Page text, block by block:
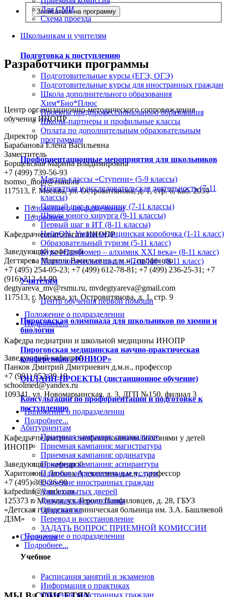
Для СМИ
Схема проезда
Школьникам и учителям
Подготовка к поступлению
Подготовительные курсы (ЕГЭ, ОГЭ)
Подготовительные курсы для иностранных граждан
Школа дополнительного образования
Хим*Био*Плюс
Проекты предпрофессионального образования
Школы-партнеры и профильные классы
Оплата по дополнительным образовательным
программам
Профориентационные мероприятия для школьников
Мастер-классы «Ступени» (5-9 классы)
Проектная и исследовательская деятельность (7-11
классы)
Первый шаг в медицину (7-11 классы)
Школа юного хирурга (9-11 классы)
Первый шаг в ИТ (8-11 классы)
НейрON. Умная медицинская коробочка (1-11 класс)
Образовательный туризм (5-11 класс)
Курс «Парфюмер – алхимик XXI века» (8-11 класс)
Психологическая школа «ПсиЛаб» (8-11 класс)
Учителям
Центр обучения первой помощи
Пироговская олимпиада для школьников по химии и
биологии
Пироговская медицинская научно-практическая
конференция «ЮНИОР»
ОНЛАЙН-ПРОЕКТЫ (дистанционное обучение)
Консультации по профориентации и подготовке к
поступлению
Абитуриентам
Приемная кампания: специалитет
Приемная кампания: магистратура
Приемная кампания: ординатура
Приемная кампания: аспирантура
Платные образовательные услуги
Обучение иностранных граждан
Дни открытых дверей
Довузовская подготовка
Общежитие
Перевод и восстановление
ЗАДАТЬ ВОПРОС ПРИЕМНОЙ КОМИССИИ
Студентам
Учебное
Расписания занятий и экзаменов
Информация о практиках
Обучение иностранных граждан
Записаться на программу
Разработчики программы
Центр организационно-методического сопровождения
обучения ИНОПР
Директор
Барабанова Елена Васильевна
Заместитель
Борщевская Марина Владимировна
+7 (499) 739-56-93
tsomso_inopr@rsmu.ru
117513, г. Москва, ул. Островитянова, д. 1, стр. 6, каб. 2059
Положение о подразделении
Подробнее...
Кафедра неонатологии ИНОПР
Заведующий кафедрой
Дегтярева Марина Васильевнад.м.н., профессор
+7 (495) 254-05-23; +7 (499) 612-78-81; +7 (499) 236-25-31; +7
(916) 212-44-99
degtyareva_mv@rsmu.ru, mvdegtyareva@gmail.com
117513, г. Москва, ул. Островитянова, д. 1, стр. 9
Положение о подразделении
Подробнее...
Кафедра педиатрии и школьной медицины ИНОПР
Заведующий кафедрой
Панков Дмитрий Дмитриевич д.м.н., профессор
+7 (991) 852-39-19
schoolmed@yandex.ru
109341, ул. Новомарьинская, д. 3, ДГП №150, филиал 3
Положение о подразделении
Подробнее...
Кафедра педиатрии с инфекционными болезнями у детей
ИНОПР
Заведующий кафедрой
Харитонова Любовь Алексеевнад.м.н., профессор
+7 (495) 366-26-90
kafpedinf@yandex.ru
125373 г. Москва, ул. Героев Панфиловцев, д. 28, ГБУЗ
«Детская городская клиническая больница им. З.А. Башляевой
ДЗМ»
Положение о подразделении
Подробнее...